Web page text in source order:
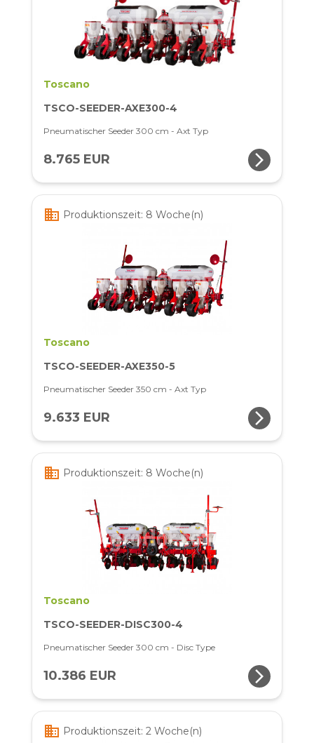
Toscano
TSCO-SEEDER-AXE300-4
Pneumatischer Seeder 300 cm - Axt Typ
8.765 EUR arrow_forward_ios
business Produktionszeit: 8 Woche(n)
Toscano
TSCO-SEEDER-AXE350-5
Pneumatischer Seeder 350 cm - Axt Typ
9.633 EUR arrow_forward_ios
business Produktionszeit: 8 Woche(n)
Toscano
TSCO-SEEDER-DISC300-4
Pneumatischer Seeder 300 cm - Disc Type
10.386 EUR arrow_forward_ios
business Produktionszeit: 2 Woche(n)